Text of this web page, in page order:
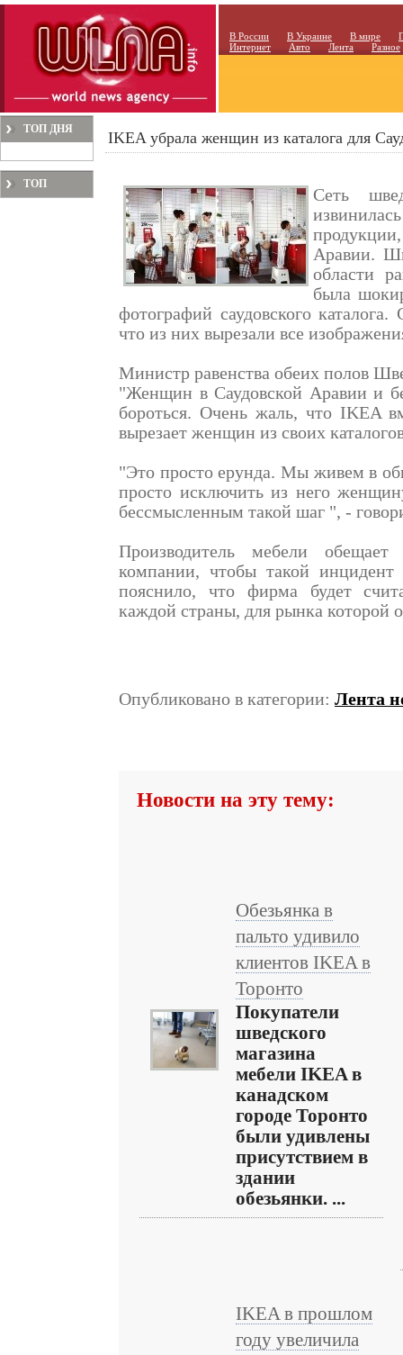
В России В Украине В мире
Интернет
Авто Лента Разное
ТОП ДНЯ
ТОП
IKEA убрала женщин из каталога для
Сеть
Аравии.
области
была
фотографий саудовского
что из них вырезали все
Министр равенства обеих полов
"Женщин в Саудовской Аравии и
бороться. Очень жаль, что IKEA
вырезает женщин из своих
"Это просто ерунда. Мы живем в
просто исключить из него
бессмысленным такой шаг ", -
Производитель мебели
компании, чтобы такой инцидент
пояснило, что фирма будет
каждой страны, для рынка которой
Опубликовано в категории: Лента
Новости на эту тему:
Обезьянка в
пальто удивило
клиентов IKEA в
Торонто
Покупатели
шведского
магазина
мебели IKEA в
канадском
городе Торонто
были удивлены
присутствием в
здании
обезьянки. ...
IKEA в прошлом
году увеличила